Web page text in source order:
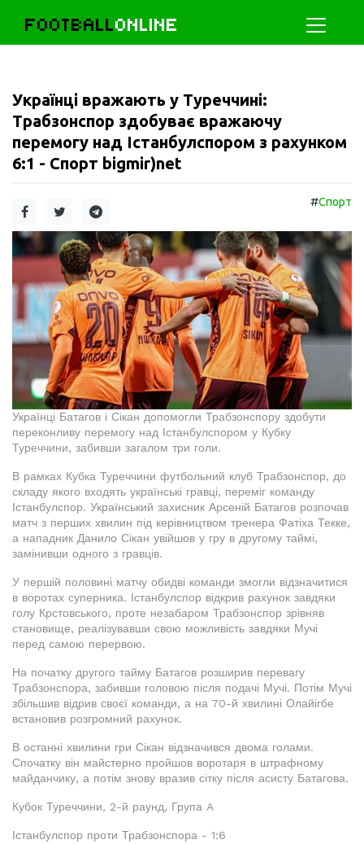
FOOTBALLONLINE
Українці вражають у Туреччині:
Трабзонспор здобуває вражаючу
перемогу над Істанбулспором з рахунком
6:1 - Спорт bigmir)net
#Спорт
Українці Батагов і Сікан допомогли Трабзонспору здобути
переконливу перемогу над Істанбулспором у Кубку
Туреччини, забивши загалом три голи.
В рамках Кубка Туреччини футбольний клуб Трабзонспор, до
складу якого входять українські гравці, переміг команду
Істанбулспор. Український захисник Арсеній Батагов розпочав
матч з перших хвилин під керівництвом тренера Фатіха Текке,
а нападник Данило Сікан увійшов у гру в другому таймі,
замінивши одного з гравців.
У першій половині матчу обидві команди змогли відзначитися
в воротах суперника. Істанбулспор відкрив рахунок завдяки
голу Крстовського, проте незабаром Трабзонспор зрівняв
становище, реалізувавши свою можливість завдяки Мучі
перед самою перервою.
На початку другого тайму Батагов розширив перевагу
Трабзонспора, забивши головою після подачі Мучі. Потім Мучі
збільшив відрив своєї команди, а на 70-й хвилині Олайігбе
встановив розгромний рахунок.
В останні хвилини гри Сікан відзначився двома голами.
Спочатку він майстерно пройшов воротаря в штрафному
майданчику, а потім знову вразив сітку після асисту Батагова.
Кубок Туреччини, 2-й раунд, Група A
Істанбулспор проти Трабзонспора - 1:6